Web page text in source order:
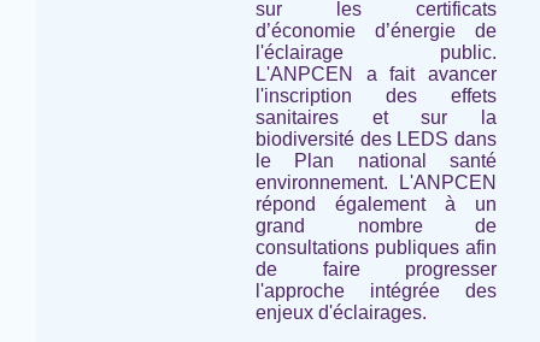
sur les certificats
d’économie d’énergie de
l'éclairage public.
L'ANPCEN a fait avancer
l'inscription des effets
sanitaires et sur la
biodiversité des LEDS dans
le Plan national santé
environnement. L'ANPCEN
répond également à un
grand nombre de
consultations publiques afin
de faire progresser
l'approche intégrée des
enjeux d'éclairages.